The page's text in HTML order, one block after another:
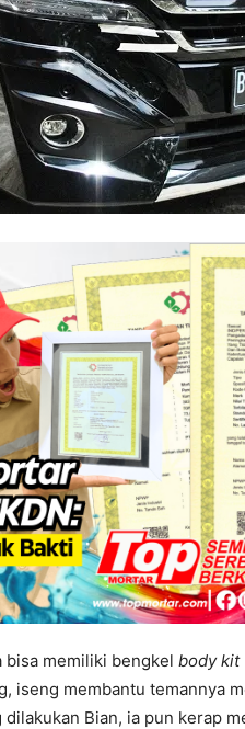
bisa memiliki bengkel body kit
iseng membantu temannya
Bian, ia pun kerap